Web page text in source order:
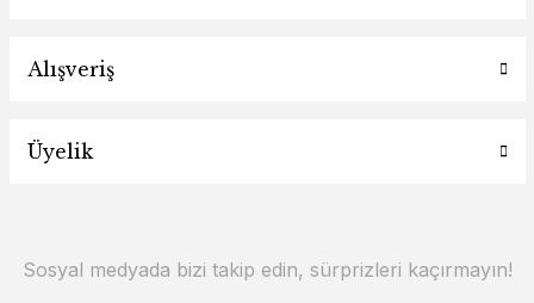
Alışveriş
Üyelik
Sosyal medyada bizi takip edin, sürprizleri kaçırmayın!